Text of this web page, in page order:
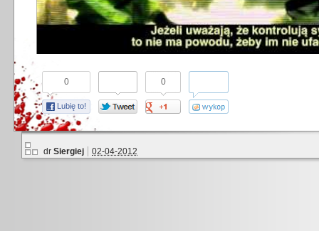
0
Lubię to!
0
dr Siergiej 02-04-2012